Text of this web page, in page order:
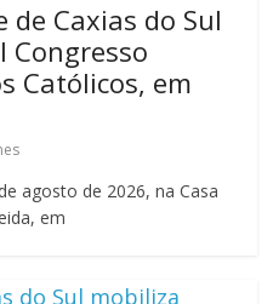
de Caxias do Sul
Congresso
Católicos, em
agosto de 2026, na Casa
em